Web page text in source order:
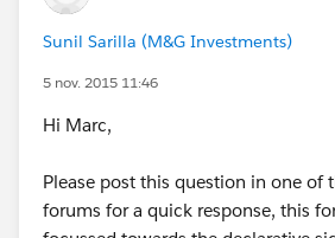
Sunil Sarilla (M&G Investments)
5 nov. 2015 11:46
Hi Marc,
Please post this question in one of
forums for a quick response, this